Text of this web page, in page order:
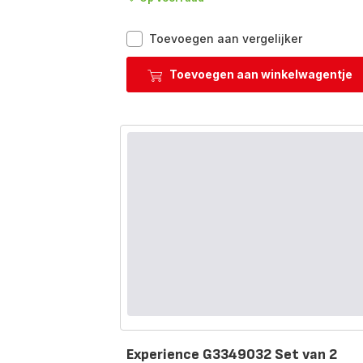
Toevoegen aan vergelijkerIngenio
On
2
Toevoegen aan winkelwagentje
Experience G3349032 Set van 2